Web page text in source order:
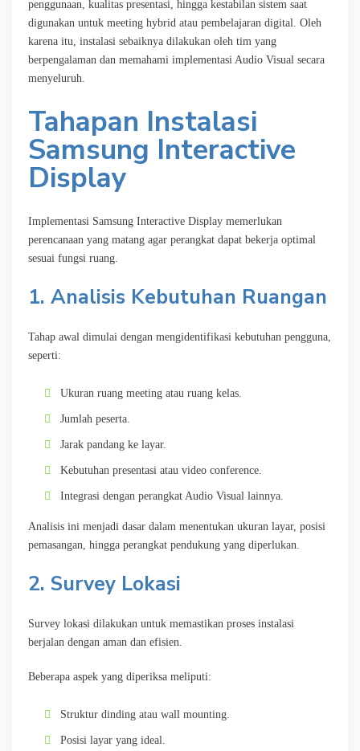
penggunaan, kualitas presentasi, hingga kestabilan sistem saat
digunakan untuk meeting hybrid atau pembelajaran digital. Oleh
karena itu, instalasi sebaiknya dilakukan oleh tim yang
berpengalaman dan memahami implementasi Audio Visual secara
menyeluruh.
Tahapan Instalasi
Samsung Interactive
Display
Implementasi Samsung Interactive Display memerlukan
perencanaan yang matang agar perangkat dapat bekerja optimal
sesuai fungsi ruang.
1. Analisis Kebutuhan Ruangan
Tahap awal dimulai dengan mengidentifikasi kebutuhan pengguna,
seperti:
Ukuran ruang meeting atau ruang kelas.
Jumlah peserta.
Jarak pandang ke layar.
Kebutuhan presentasi atau video conference.
Integrasi dengan perangkat Audio Visual lainnya.
Analisis ini menjadi dasar dalam menentukan ukuran layar, posisi
pemasangan, hingga perangkat pendukung yang diperlukan.
2. Survey Lokasi
Survey lokasi dilakukan untuk memastikan proses instalasi
berjalan dengan aman dan efisien.
Beberapa aspek yang diperiksa meliputi:
Struktur dinding atau wall mounting.
Posisi layar yang ideal.